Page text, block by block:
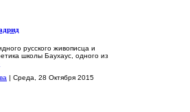
русского живописца и
школы Баухаус, одного из
| Среда, 28 Октября 2015